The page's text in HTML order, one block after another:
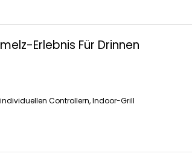
Erlebnis Für Drinnen
Controllern, Indoor-Grill